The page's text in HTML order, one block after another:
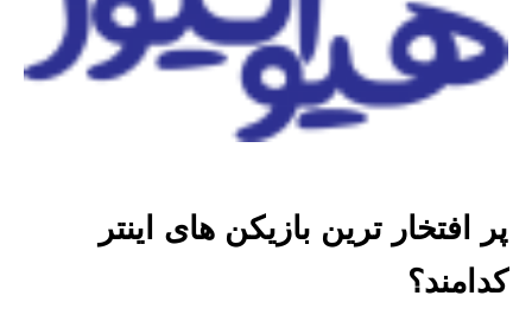
پر افتخار ترین بازیکن های اینتر
کدامند؟